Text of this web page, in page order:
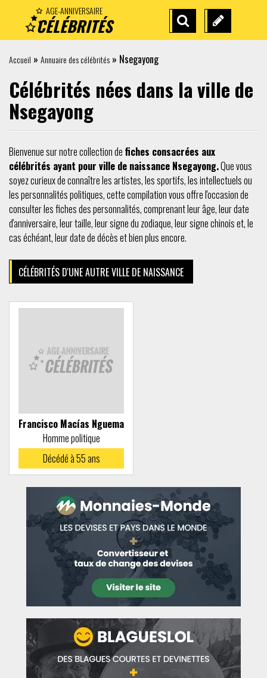
AGE-ANNIVERSAIRE
CÉLÉBRITÉS
RECHERCHE SUGGÉREZ
Accueil » Annuaire des célébrités » Nsegayong
Célébrités nées dans la ville de
Nsegayong
Bienvenue sur notre collection de fiches consacrées aux
célébrités ayant pour ville de naissance Nsegayong.Que vous
soyez curieux de connaître les artistes, les sportifs, les intellectuels ou
les personnalités politiques, cette compilation vous offre l'occasion de
consulter les fiches des personnalités, comprenant leur âge, leur date
d'anniversaire, leur taille, leur signe du zodiaque, leur signe chinois et, le
cas échéant, leur date de décès et bien plus encore.
CÉLÉBRITÉS D'UNE AUTRE VILLE DE NAISSANCE
Francisco Macías Nguema
Homme politique
Décédé à55 ans